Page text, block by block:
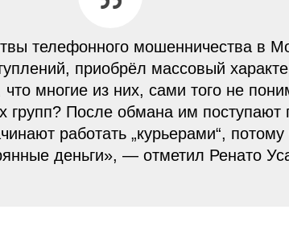
телефонного мошенничества в
приобрёл массовый
многие из них, сами того не
групп? После обмана им поступают
работать „курьерами“,
деньги», — отметил Ренато